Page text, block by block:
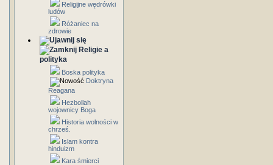
Religijne wędrówki
ludów
Różaniec na
zdrowie
Religie a
polityka
Boska polityka
Doktryna
Reagana
Hezbollah
wojownicy Boga
Historia wolności w
chrześ.
Islam kontra
hinduizm
Kara śmierci